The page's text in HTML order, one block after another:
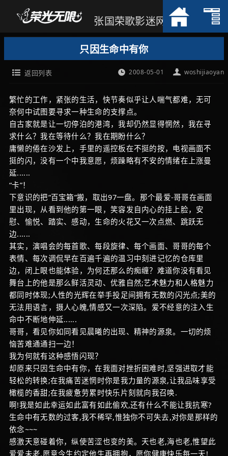
张国荣歌影迷网
只因生命中有你
woshijiaoyan
2008-05-01
返回列表
繁忙的工作，紧张的生活，快节奏似乎让人喘气都难，无可
奈何中试图要寻求一种生命的支撑点。
自古家就是让一切停泊的港湾，我却仍然显得惘然，我在寻
求什么？我在等待什么？我在期盼什么？
庸懒的倦在沙发上，手里的遥控板在不挺的按，电视画面不
挺的闪，没有一个中我意愿，烦躁略有不安的情绪在上涨曼
延......
“卡”！
下意识的把“百宝箱”搬，取出97一盘。那个最爱-哥哥在画面
里出现，从看到他的第一眼，笑容发自内心的挂上脸，安
慰、愉悦、踏实、感动，生命的火花又一次点燃、跳跃无
边......
其实，演唱会的每首歌、每段旋律、每个画面、哥哥的每个
表情、每次调侃早在百遍千遍的温习中刻进记忆的仓库里
边，闭上眼也能体验，为何还那么的痴缠？难道你没有看见
舞台上的他是那么鲜活灵动、优雅自然;艺术魅力和人格魅力
都同时体现;人性的光辉在举手投足间拥有无数的闪光点;美的
无法用语言，摄人心魄,情感又一次深陷。爱不经意的注入生
命中不断地伸延......
哥哥，看见你如同看见晨曦的出现、精神的源泉。一切的烦
恼苦难通通扫一边！
我为何就有这种感悟闪现？
却原来只因生命中有你，在我面对挫折困难时,坚强进取才能
轻松的转换;在我痛苦迷惘时你是我力量的源泉,让我品味享受
橄榄的香甜;在我疲惫劳累时快乐片刻就向我召唤.
啊!我是如此幸运如此富有如此偷欢,还有什么不能让我抗寒?
生命中有无数的过客,我不稀罕,惟独你不可失去,对你是那样的
依念~~~
感激天意碰着你，纵使苦涩也变的美。天也老,海也老,惟望此
爱爱未老,愿意今生约定他生再拥抱，愿你健康快乐每一天!